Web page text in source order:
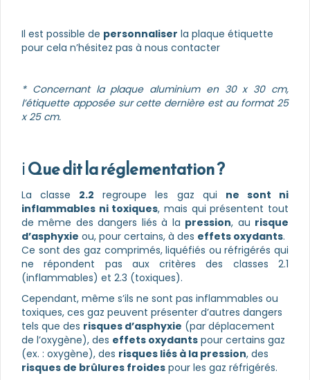
Il est possible de personnaliser la plaque étiquette
pour cela n’hésitez pas à nous contacter
* Concernant la plaque aluminium en 30 x 30 cm,
l’étiquette apposée sur cette dernière est au format 25
x 25 cm.
ℹ️Que dit la réglementation ?
La classe 2.2 regroupe les gaz qui ne sont ni
inflammables ni toxiques, mais qui présentent tout
de même des dangers liés à la pression, au risque
d’asphyxie ou, pour certains, à des effets oxydants.
Ce sont des gaz comprimés, liquéfiés ou réfrigérés qui
ne répondent pas aux critères des classes 2.1
(inflammables) et 2.3 (toxiques).
Cependant, même s’ils ne sont pas inflammables ou
toxiques, ces gaz peuvent présenter d’autres dangers
tels que des risques d’asphyxie (par déplacement
de l’oxygène), des effets oxydants pour certains gaz
(ex. : oxygène), des risques liés à la pression, des
risques de brûlures froides pour les gaz réfrigérés.